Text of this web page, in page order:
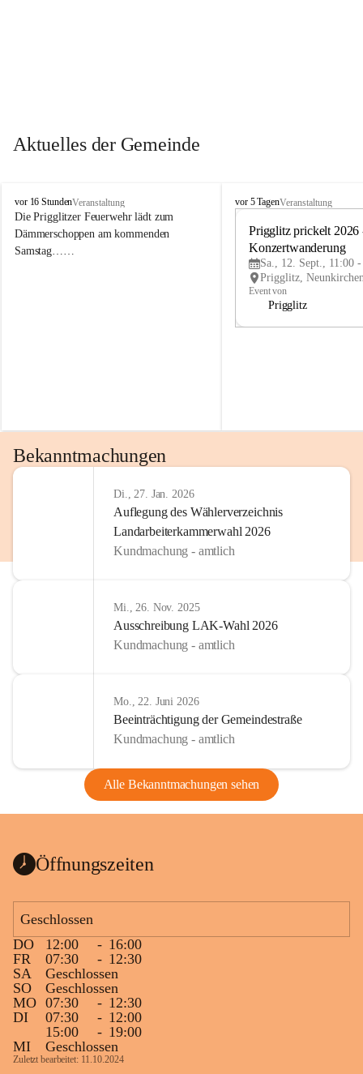
Aktuelles der Gemeinde
P
r
i
g
vor 16 StundenVeranstaltung
Die Prigglitzer Feuerwehr lädt zum
Dämmerschoppen am kommenden
Samstag……
P
vor 5 TagenVeranstaltung
Prigglitz prickelt 2026
Konzertwanderung
Sa., 12. Sept., 11:00
Event von
Prigglitz
Bekanntmachungen
Di., 27. Jan. 2026
Auflegung des Wählerverzeichnis
Landarbeiterkammerwahl 2026
Kundmachung - amtlich
Mi., 26. Nov. 2025
Ausschreibung LAK-Wahl 2026
Kundmachung - amtlich
Mo., 22. Juni 2026
Beeinträchtigung der Gemeindestraße
Kundmachung - amtlich
Alle Bekanntmachungen sehen
Öffnungszeiten
Geschlossen
DO
12:00 - 16:00
FR
07:30 - 12:30
SA
Geschlossen
SO
Geschlossen
MO 07:30 - 12:30
DI
07:30 - 12:00
15:00
- 19:00
MI
Geschlossen
Zuletzt bearbeitet: 11.10.2024